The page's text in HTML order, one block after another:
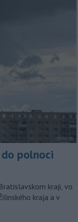
do polnoci
kraji, vo
kraja a v